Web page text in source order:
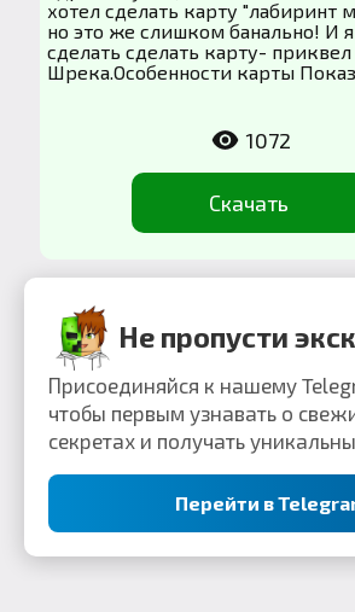
хотел сделать карту "лабиринт
но это же слишком банально! И
сделать сделать карту- приквел
Шрека.Особенности карты
Скачать
1072
Не пропусти
Присоединяйся к нашему
чтобы первым узнавать о
секретах и получать
Перейти в